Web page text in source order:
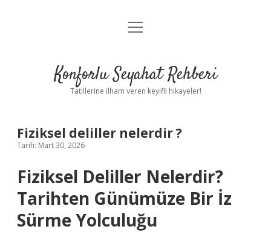
Anasayfa
Yasal Uyarı
menüyü
Konforlu Seyahat Rehberi
Tatillerine ilham veren keyifli hikayeler!
Fiziksel deliller nelerdir ?
Tarih: Mart 30, 2026
Fiziksel Deliller Nelerdir?
Tarihten Günümüze Bir İz
Sürme Yolculuğu